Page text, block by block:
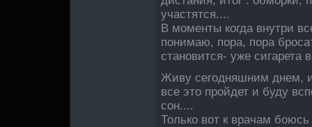
участятся....
В моменты когда внутри
понимаю, пора, пора
становится- уже сигарета
Живу сегодняшним днем,
все это пройдет и буду
сон....
Только вот к врачам